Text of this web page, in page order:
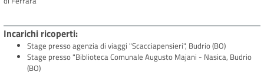
Incarichi ricoperti
Stage presso agenzia di viaggi "Scacciapensieri", Budrio (BO)
Stage presso "Biblioteca Comunale Augusto Majani - Nasica, Budrio
(BO)